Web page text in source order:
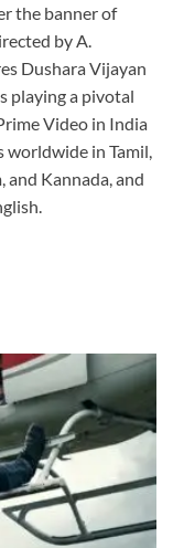
the banner of
by A.
Dushara Vijayan
playing a pivotal
Video in India
in Tamil,
and Kannada, and